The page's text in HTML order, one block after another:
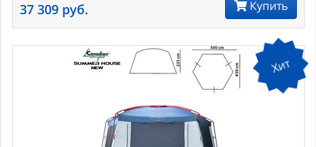
37 309 руб. Купить
Хит